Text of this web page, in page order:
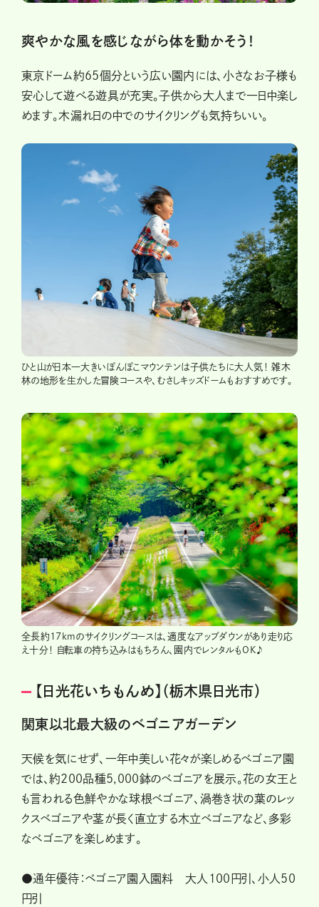
爽やかな風を感じながら体を動かそう！
東京ドーム約65個分という広い園内には、小さなお子様も
安心して遊べる遊具が充実。子供から大人まで一日中楽し
めます。木漏れ日の中でのサイクリングも気持ちいい。
ひと山が日本一大きいぽんぽこマウンテンは子供たちに大人気！ 雑木
林の地形を生かした冒険コースや、むさしキッズドームもおすすめです。
全長約17kmのサイクリングコースは、適度なアップダウンがあり走り応
え十分！ 自転車の持ち込みはもちろん、園内でレンタルもOK♪
【日光花いちもんめ】（栃木県日光市）
関東以北最大級のベゴニアガーデン
天候を気にせず、一年中美しい花々が楽しめるベゴニア園
では、約200品種5,000鉢のベゴニアを展示。花の女王と
も言われる色鮮やかな球根ベゴニア、渦巻き状の葉のレッ
クスベゴニアや茎が長く直立する木立ベゴニアなど、多彩
なベゴニアを楽しめます。
●通年優待：ベゴニア園入園料 大人100円引、小人50
円引